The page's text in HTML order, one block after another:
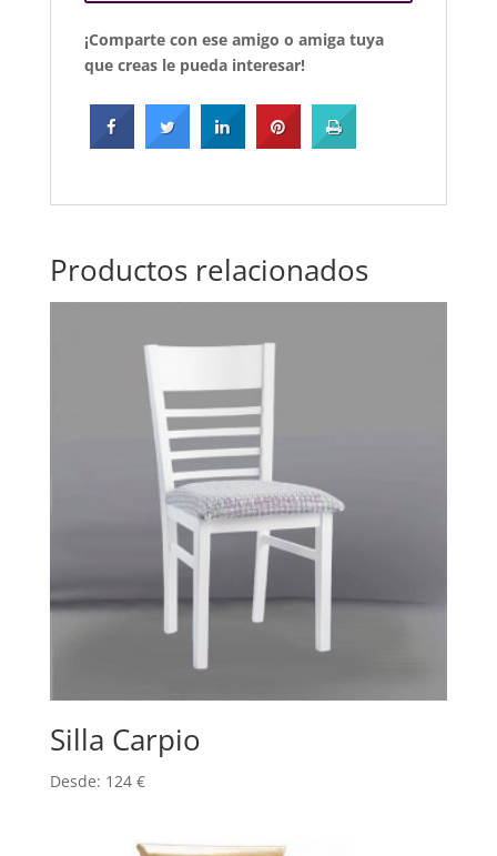
¡Comparte con ese amigo o amiga tuya
que creas le pueda interesar!
Productos relacionados
Silla Carpio
Desde: 124 €